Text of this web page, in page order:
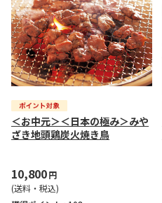
＜お中元＞＜日本の極み＞みや
ざき地頭鶏炭火焼き鳥
10,800円
(送料・税込)